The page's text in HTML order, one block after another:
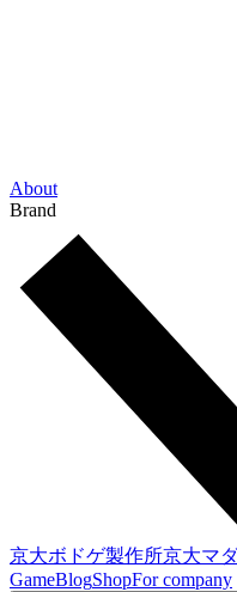
About
Brand
京大ボドゲ製作所京大マ
GameBlogShopFor company